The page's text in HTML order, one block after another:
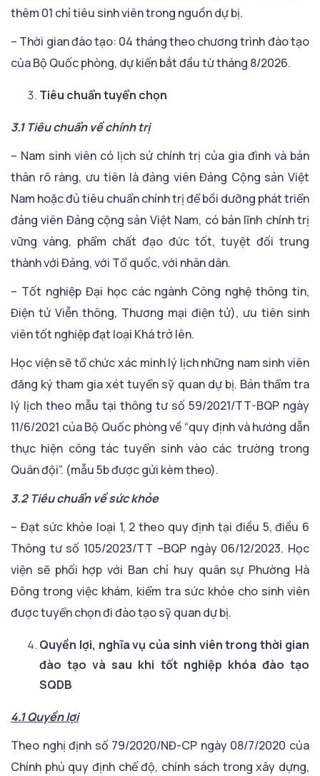
thêm 01 chỉ tiêu sinh viên trong nguồn dự bị.
– Thời gian đào tạo: 04 tháng theo chương trình đào tạo
của Bộ Quốc phòng, dự kiến bắt đầu từ tháng 8/2026.
Tiêu chuẩn tuyển chọn
3.1 Tiêu chuẩn về chính trị
– Nam sinh viên có lịch sử chính trị của gia đình và bản
thân rõ ràng, ưu tiên là đảng viên Đảng Cộng sản Việt
Nam hoặc đủ tiêu chuẩn chính trị để bồi dưỡng phát triển
đảng viên Đảng cộng sản Việt Nam, có bản lĩnh chính trị
vững vàng, phẩm chất đạo đức tốt, tuyệt đối trung
thành với Đảng, với Tổ quốc, với nhân dân.
– Tốt nghiệp Đại học các ngành Công nghệ thông tin,
Điện tử Viễn thông, Thương mại điện tử), ưu tiên sinh
viên tốt nghiệp đạt loại Khá trở lên.
Học viện sẽ tổ chức xác minh lý lịch những nam sinh viên
đăng ký tham gia xét tuyển sỹ quan dự bị. Bản thẩm tra
lý lịch theo mẫu tại thông tư số 59/2021/TT-BQP ngày
11/6/2021 của Bộ Quốc phòng về “quy định và hướng dẫn
thực hiện công tác tuyển sinh vào các trường trong
Quân đội”. (mẫu 5b được gửi kèm theo).
3.2 Tiêu chuẩn về sức khỏe
– Đạt sức khỏe loại 1, 2 theo quy định tại điều 5, điều 6
Thông tư số 105/2023/TT –BQP ngày 06/12/2023. Học
viện sẽ phối hợp với Ban chỉ huy quân sự Phường Hà
Đông trong việc khám, kiểm tra sức khỏe cho sinh viên
được tuyển chọn đi đào tạo sỹ quan dự bị.
Quyền lợi, nghĩa vụ của sinh viên trong thời gian
đào tạo và sau khi tốt nghiệp khóa đào tạo
SQDB
4.1 Quyền lợi
Theo nghị định số 79/2020/NĐ-CP ngày 08/7/2020 của
Chính phủ quy định chế độ, chính sách trong xây dựng,